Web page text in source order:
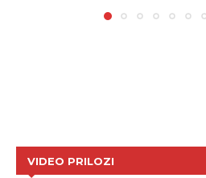
VIDEO PRILOZI